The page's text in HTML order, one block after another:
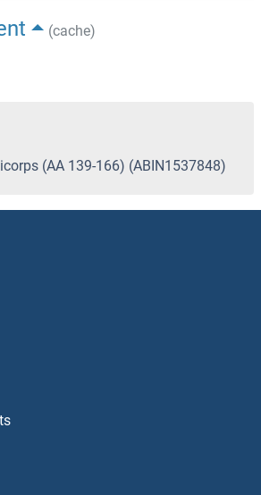
(cache)
(AA 139-166) (ABIN1537848)